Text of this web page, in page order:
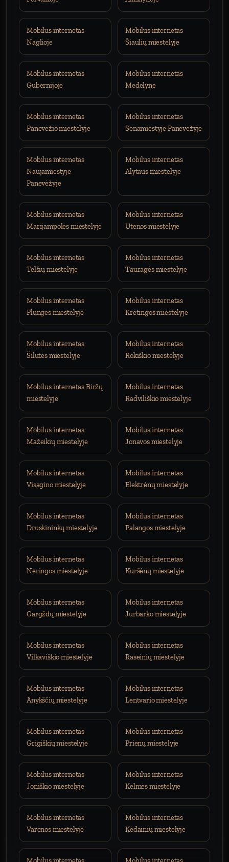
Mobilus internetas
Naglioje
Mobilus internetas
Šiaulių miestelyje
Mobilus internetas
Gubernijoje
Mobilus internetas
Medelyne
Mobilus internetas
Panevėžio miestelyje
Mobilus internetas
Senamiestyje Panevėžyje
Mobilus internetas
Naujamiestyje
Panevėžyje
Mobilus internetas
Alytaus miestelyje
Mobilus internetas
Marijampolės miestelyje
Mobilus internetas
Utenos miestelyje
Mobilus internetas
Telšių miestelyje
Mobilus internetas
Tauragės miestelyje
Mobilus internetas
Plungės miestelyje
Mobilus internetas
Kretingos miestelyje
Mobilus internetas
Šilutės miestelyje
Mobilus internetas
Rokiškio miestelyje
Mobilus internetas Biržų
miestelyje
Mobilus internetas
Radviliškio miestelyje
Mobilus internetas
Mažeikių miestelyje
Mobilus internetas
Jonavos miestelyje
Mobilus internetas
Visagino miestelyje
Mobilus internetas
Elektrėnų miestelyje
Mobilus internetas
Druskininkų miestelyje
Mobilus internetas
Palangos miestelyje
Mobilus internetas
Neringos miestelyje
Mobilus internetas
Kuršėnų miestelyje
Mobilus internetas
Gargždų miestelyje
Mobilus internetas
Jurbarko miestelyje
Mobilus internetas
Vilkaviškio miestelyje
Mobilus internetas
Raseinių miestelyje
Mobilus internetas
Anykščių miestelyje
Mobilus internetas
Lentvario miestelyje
Mobilus internetas
Grigiškių miestelyje
Mobilus internetas
Prienų miestelyje
Mobilus internetas
Joniškio miestelyje
Mobilus internetas
Kelmės miestelyje
Mobilus internetas
Varėnos miestelyje
Mobilus internetas
Kėdainių miestelyje